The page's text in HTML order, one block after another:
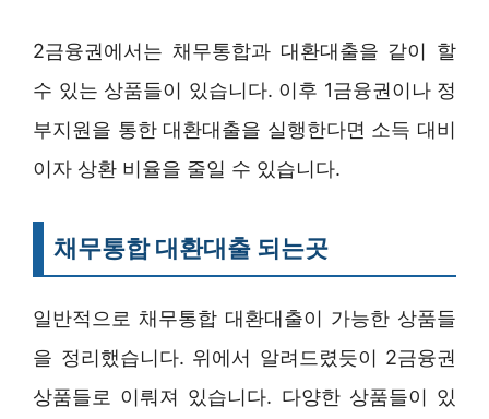
2금융권에서는 채무통합과 대환대출을 같이 할
수 있는 상품들이 있습니다. 이후 1금융권이나 정
부지원을 통한 대환대출을 실행한다면 소득 대비
이자 상환 비율을 줄일 수 있습니다.
채무통합 대환대출 되는곳
일반적으로 채무통합 대환대출이 가능한 상품들
을 정리했습니다. 위에서 알려드렸듯이 2금융권
상품들로 이뤄져 있습니다. 다양한 상품들이 있